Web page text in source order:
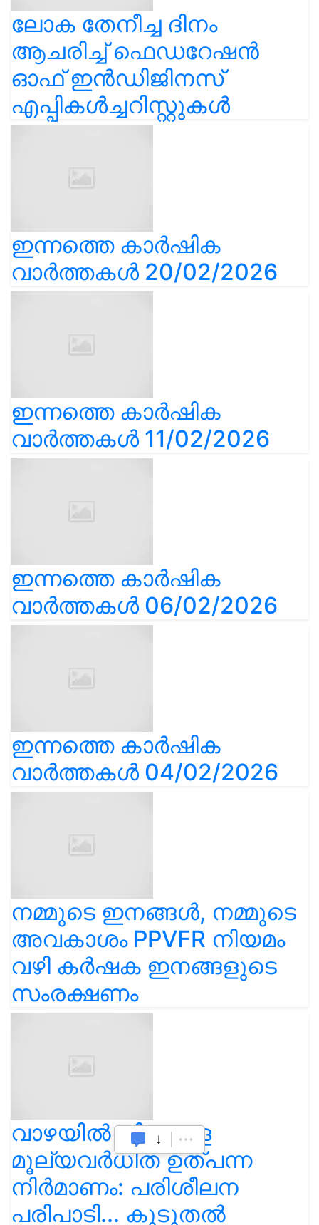
ലോക തേനീച്ച ദിനം
ആചരിച്ച് ഫെഡറേഷൻ
ഓഫ് ഇൻഡിജിനസ്
എപ്പികൾച്ചറിസ്റ്റുകൾ
ഇന്നത്തെ കാർഷിക
വാർത്തകൾ 20/02/2026
ഇന്നത്തെ കാർഷിക
വാർത്തകൾ 11/02/2026
ഇന്നത്തെ കാർഷിക
വാർത്തകൾ 06/02/2026
ഇന്നത്തെ കാർഷിക
വാർത്തകൾ 04/02/2026
നമ്മുടെ ഇനങ്ങൾ, നമ്മുടെ
അവകാശം PPVFR നിയമം
വഴി കർഷക ഇനങ്ങളുടെ
സംരക്ഷണം
വാഴയിൽ നിന്നുള്ള
മൂല്യവർധിത ഉത്പന്ന
നിർമാണം: പരിശീലന
പരിപാടി... കൂടുതൽ